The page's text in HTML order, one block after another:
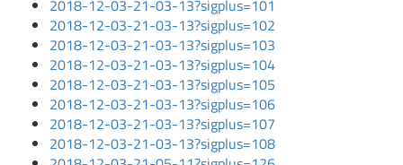
2018-12-03-21-03-13?sigplus=101
2018-12-03-21-03-13?sigplus=102
2018-12-03-21-03-13?sigplus=103
2018-12-03-21-03-13?sigplus=104
2018-12-03-21-03-13?sigplus=105
2018-12-03-21-03-13?sigplus=106
2018-12-03-21-03-13?sigplus=107
2018-12-03-21-03-13?sigplus=108